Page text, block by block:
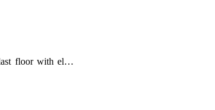
last floor with el…